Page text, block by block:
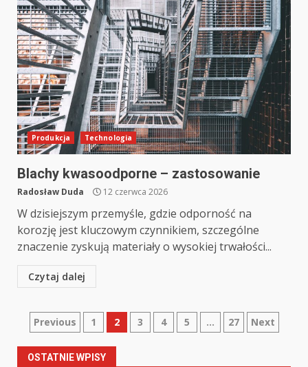
Produkcja Technologia
Blachy kwasoodporne – zastosowanie
Radosław Duda 12 czerwca 2026
W dzisiejszym przemyśle, gdzie odporność na
korozję jest kluczowym czynnikiem, szczególne
znaczenie zyskują materiały o wysokiej trwałości...
Czytaj dalej
Nawigacja
po
Previous 1 2 3 4 5 … 27 Next
OSTATNIE WPISY